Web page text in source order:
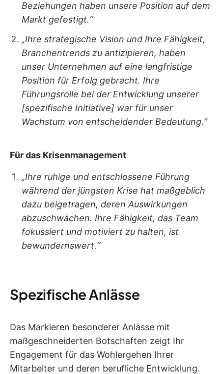
Beziehungen haben unsere Position auf dem
Markt gefestigt.“
„Ihre strategische Vision und Ihre Fähigkeit,
Branchentrends zu antizipieren, haben
unser Unternehmen auf eine langfristige
Position für Erfolg gebracht. Ihre
Führungsrolle bei der Entwicklung unserer
[spezifische Initiative] war für unser
Wachstum von entscheidender Bedeutung.“
Für das Krisenmanagement
„Ihre ruhige und entschlossene Führung
während der jüngsten Krise hat maßgeblich
dazu beigetragen, deren Auswirkungen
abzuschwächen. Ihre Fähigkeit, das Team
fokussiert und motiviert zu halten, ist
bewundernswert.“
Spezifische Anlässe
Das Markieren besonderer Anlässe mit
maßgeschneiderten Botschaften zeigt Ihr
Engagement für das Wohlergehen Ihrer
Mitarbeiter und deren berufliche Entwicklung.